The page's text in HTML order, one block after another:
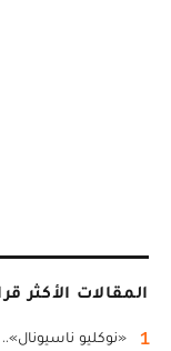
المقالات الأكثر
1 «نوكليو ناسيونال»..